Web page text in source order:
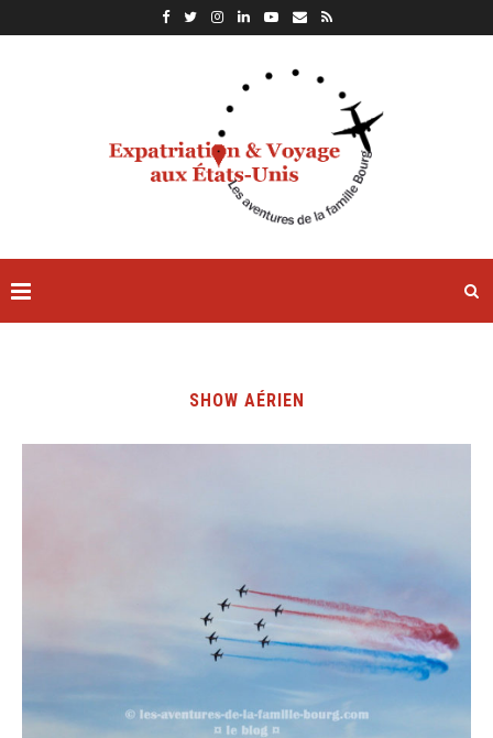
SHOW AÉRIEN